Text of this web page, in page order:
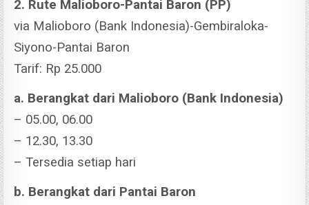
2. Rute Malioboro-Pantai Baron (PP)
via Malioboro (Bank Indonesia)-Gembiraloka-
Siyono-Pantai Baron
Tarif: Rp 25.000
a. Berangkat dari Malioboro (Bank Indonesia)
– 05.00, 06.00
– 12.30, 13.30
– Tersedia setiap hari
b. Berangkat dari Pantai Baron